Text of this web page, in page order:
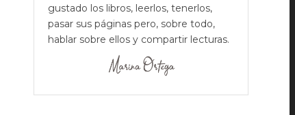
gustado los libros, leerlos, tenerlos,
pasar sus páginas pero, sobre todo,
hablar sobre ellos y compartir lecturas.